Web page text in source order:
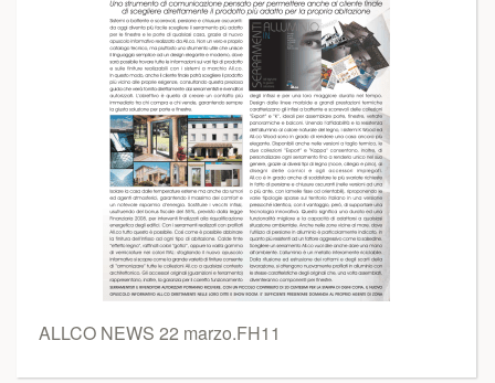
ALLCO NEWS 22 marzo.FH11